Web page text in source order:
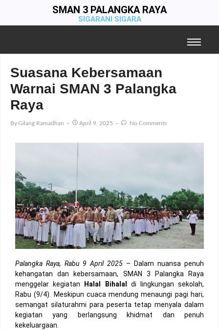
SMAN 3 PALANGKA RAYA
SIGARANI SIGARA
Suasana Kebersamaan
Warnai SMAN 3 Palangka
Raya
ByGilang Ramadhan April 9, 2025 No Comments
Palangka Raya, Rabu 9 April 2025 – Dalam nuansa penuh
kehangatan dan kebersamaan, SMAN 3 Palangka Raya
menggelar kegiatan
Halal Bihalal
di lingkungan sekolah,
Rabu (9/4). Meskipun cuaca mendung menaungi pagi hari,
semangat silaturahmi para peserta tetap menyala dalam
kegiatan yang berlangsung khidmat dan penuh
kekeluargaan.